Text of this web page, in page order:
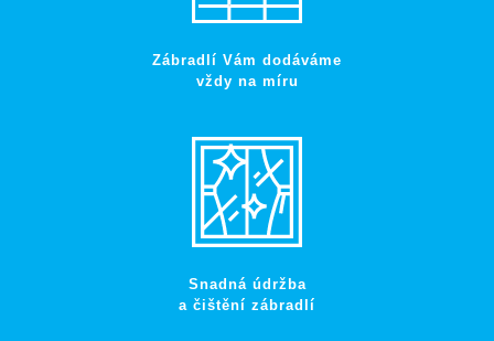
Zábradlí Vám dodáváme
vždy na míru
Snadná údržba
a čištění zábradlí